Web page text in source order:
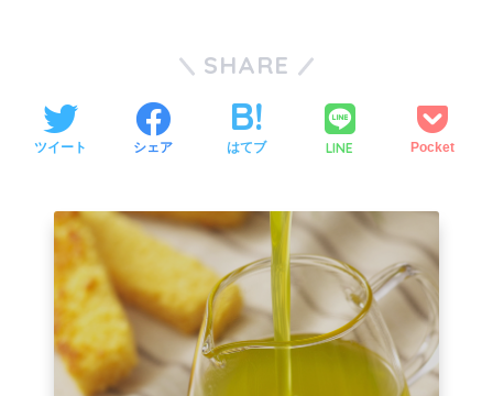
SHARE
ツイート シェア はてブ LINE Pocket